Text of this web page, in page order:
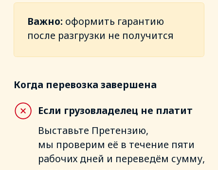
на себя.
Если грузовладелец заплатил
Сообщите об этом, и мы закроем
За оформление гарантии
мы возьмём комиссию —
она спишется через 21день.
Чем выше риски, тем больше
комиссия.
Сколько стоит